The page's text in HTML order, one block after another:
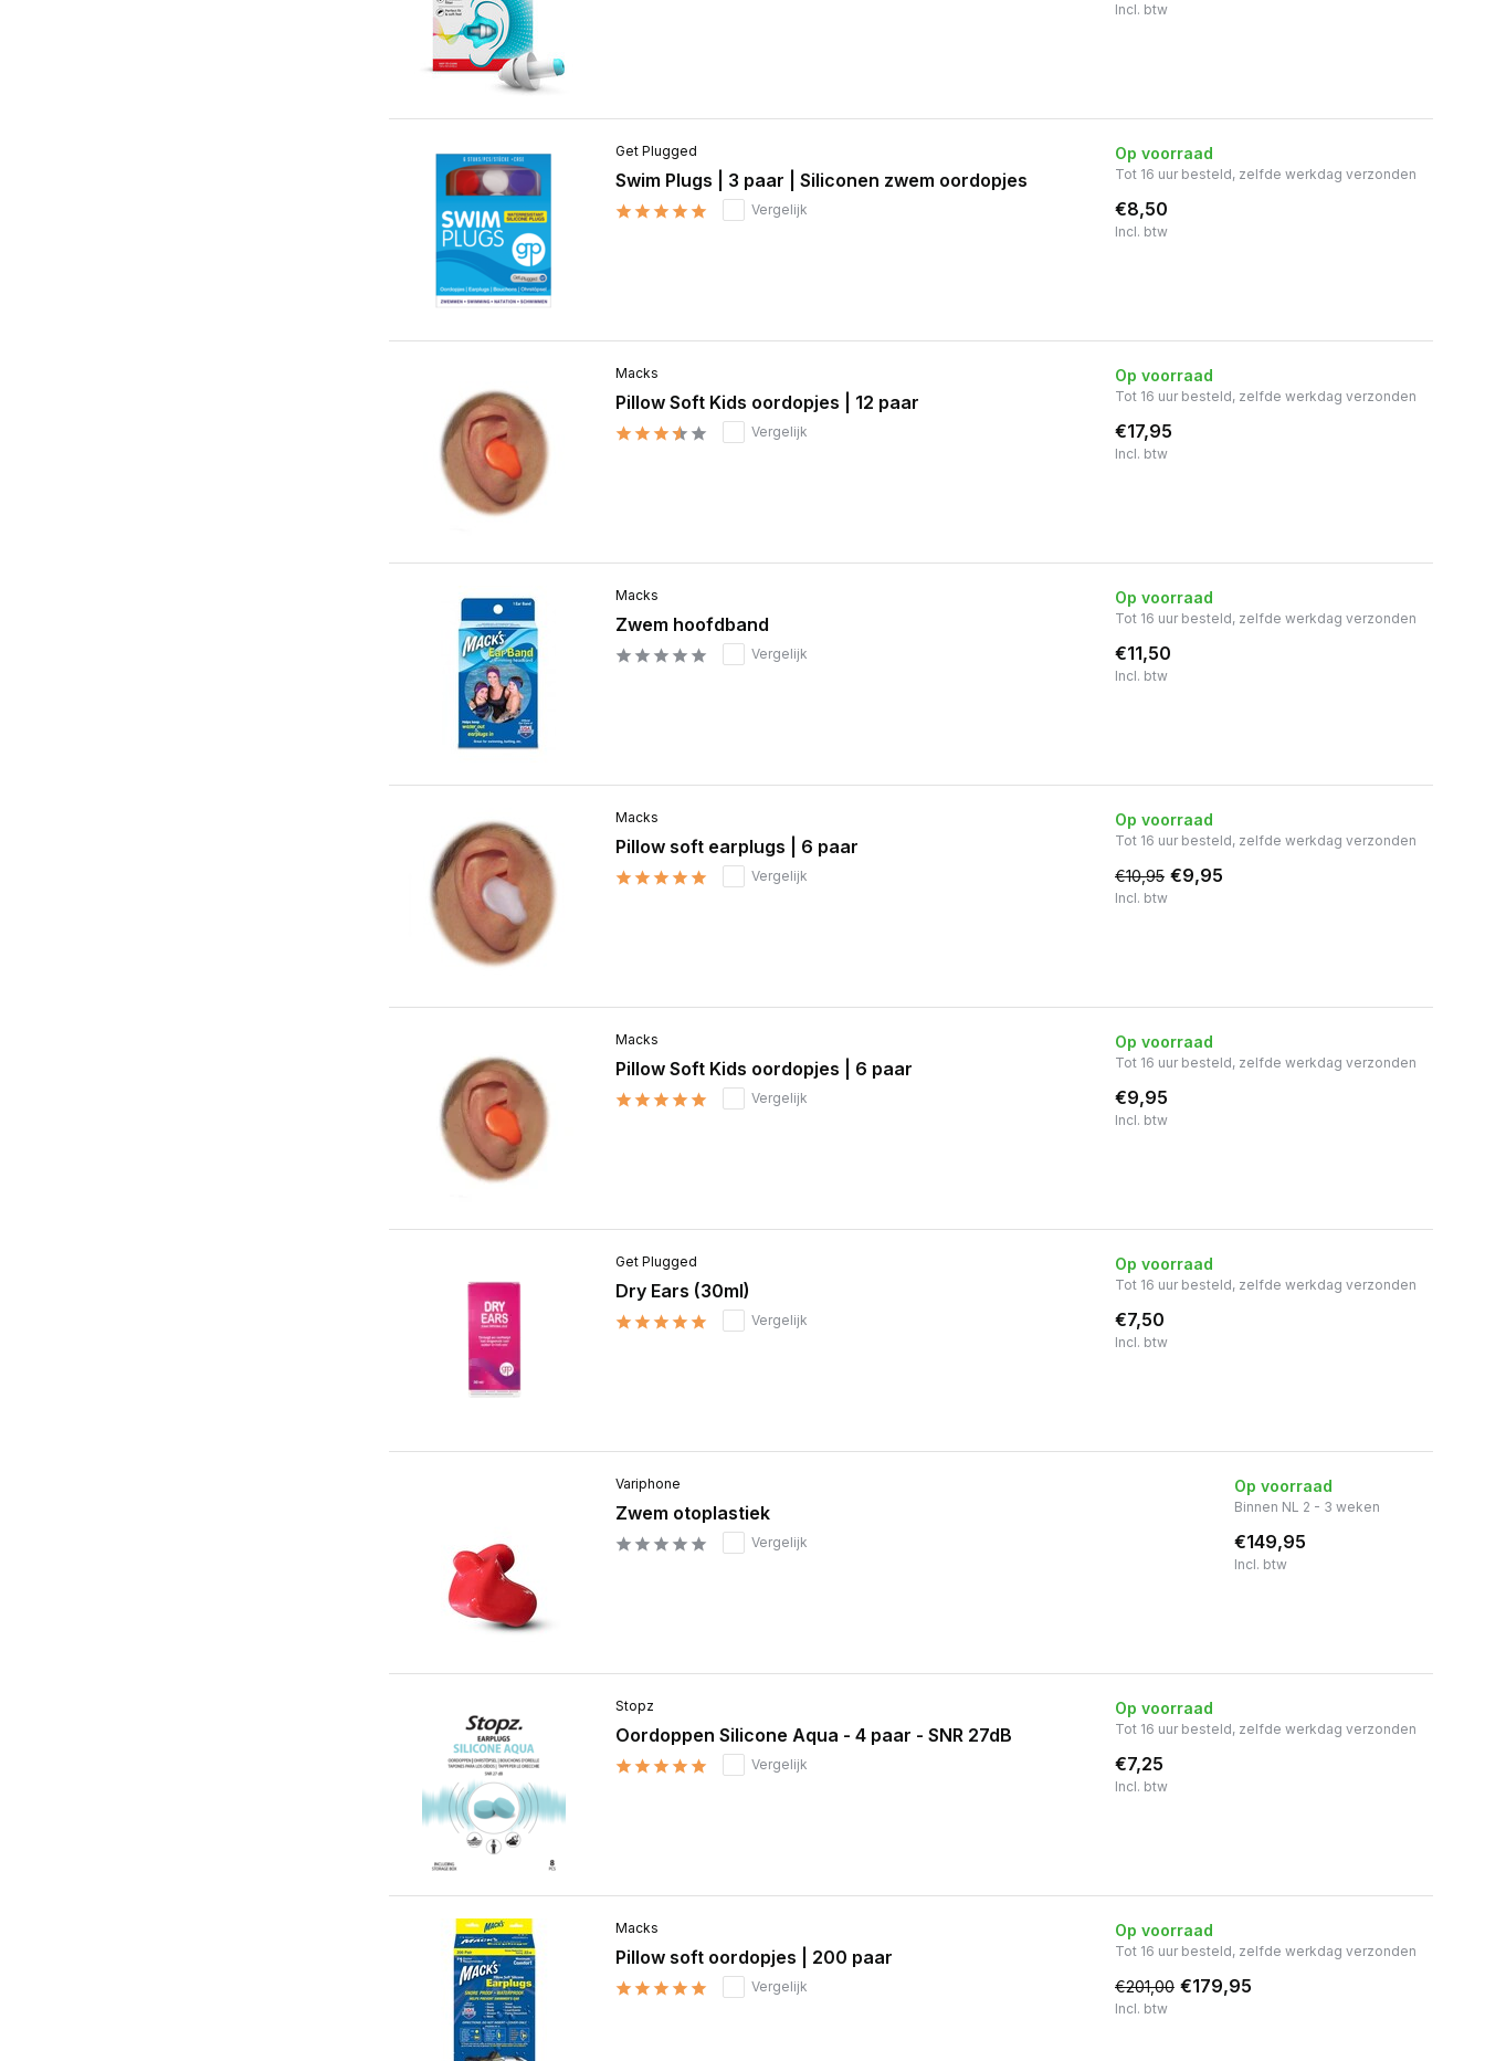
Incl. btw
Get Plugged
Swim Plugs | 3 paar | Siliconen zwem oordopjes
Vergelijk
Op voorraad
Tot 16 uur besteld, zelfde werkdag verzonden
€8,50
Incl. btw
Macks
Pillow Soft Kids oordopjes | 12 paar
Vergelijk
Op voorraad
Tot 16 uur besteld, zelfde werkdag verzonden
€17,95
Incl. btw
Macks
Zwem hoofdband
Vergelijk
Op voorraad
Tot 16 uur besteld, zelfde werkdag verzonden
€11,50
Incl. btw
Macks
Pillow soft earplugs | 6 paar
Vergelijk
Op voorraad
Tot 16 uur besteld, zelfde werkdag verzonden
€10,95 €9,95
Incl. btw
Macks
Pillow Soft Kids oordopjes | 6 paar
Vergelijk
Op voorraad
Tot 16 uur besteld, zelfde werkdag verzonden
€9,95
Incl. btw
Get Plugged
Dry Ears (30ml)
Vergelijk
Op voorraad
Tot 16 uur besteld, zelfde werkdag verzonden
€7,50
Incl. btw
Variphone
Zwem otoplastiek
Vergelijk
Op voorraad
Binnen NL 2 - 3 weken
€149,95
Incl. btw
Stopz
Oordoppen Silicone Aqua - 4 paar - SNR 27dB
Vergelijk
Op voorraad
Tot 16 uur besteld, zelfde werkdag verzonden
€7,25
Incl. btw
Macks
Pillow soft oordopjes | 200 paar
Vergelijk
Op voorraad
Tot 16 uur besteld, zelfde werkdag verzonden
€201,00 €179,95
Incl. btw